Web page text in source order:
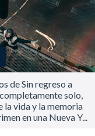
de Sin regreso a
solo,
vida y la memoria
en una Nueva Y...